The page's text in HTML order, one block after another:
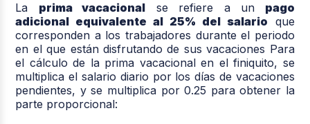
La prima vacacional se refiere a un
pago
adicional equivalente al 25% del salario que
corresponden a los trabajadores durante el periodo
en el que están disfrutando de sus vacaciones Para
el cálculo de la prima vacacional en el finiquito, se
multiplica el salario diario por los días de vacaciones
pendientes, y se multiplica por 0.25 para obtener la
parte proporcional: